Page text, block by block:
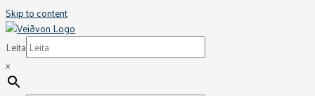
Skip to content
Leita
×